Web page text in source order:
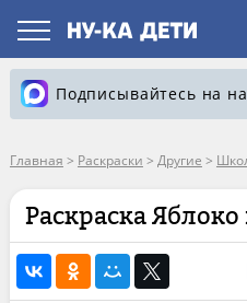
Подписывайтесь на
Главная > Раскраски > Другие >
Раскраска